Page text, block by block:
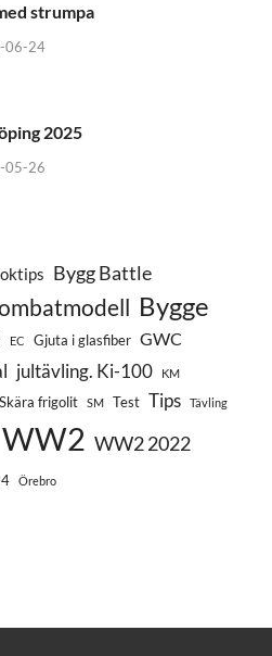
strumpa
06-24
2025
05-26
Bygg Battle
Bygge
EC Gjuta i glasfiber GWC
jultävling. Ki-100 KM
Skära frigolit SM Test Tips Tävling
WW2 WW2 2022
Örebro